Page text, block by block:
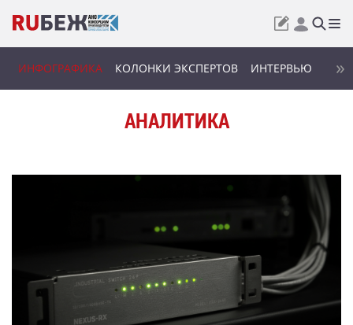
ИНФОГРАФИКА КОЛОНКИ ЭКСПЕРТОВ ИНТЕРВЬЮ
АНАЛИТИКА